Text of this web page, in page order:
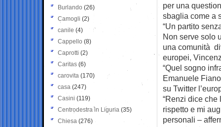
per una
sbaglia come a
“Un partito
Non serve solo
una comunità
europei,
“Quel sogno
Emanuele
su Twitter
“Renzi dice
rispetto e mi
personali –
Burlando (26)
Camogli (2)
canile (4)
Cappello (8)
Caprotti (2)
Caritas (6)
carovita (170)
casa (247)
Casini (119)
Centrodestra in Liguria (35)
Chiesa (276)